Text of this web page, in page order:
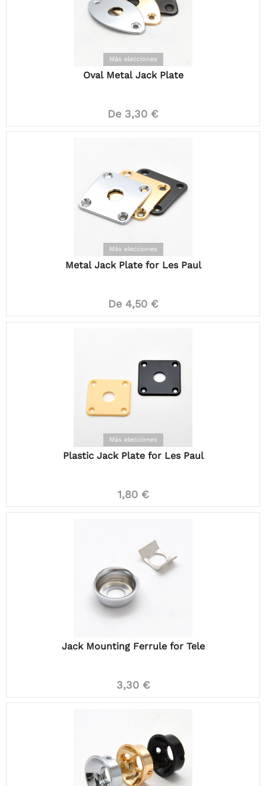
Más elecciones
Oval Metal Jack Plate
De 3,30 €
Más elecciones
Metal Jack Plate for Les Paul
De 4,50 €
Más elecciones
Plastic Jack Plate for Les Paul
1,80 €
Jack Mounting Ferrule for Tele
3,30 €